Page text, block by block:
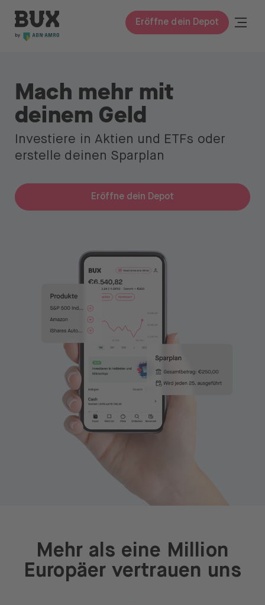
BUX | Mach mehr mit deinem Geld DE
Eröffne dein Depot
Preise
Wissen
Wissen
Investieren lernen
Aktien & ETFs
News & Insights
Prime
Sicherheit & Schutz
Über uns
Karriere
Presse
Mach mehr mit
deinem Geld
Investiere in Aktien und ETFs oder
erstelle deinen Sparplan
Eröffne dein Depot
Mehr als eine Million
Europäer vertrauen uns